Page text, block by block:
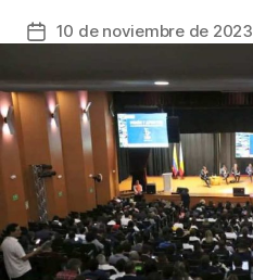
c
e
b
o
o
k
itt
er
Fecha
la
entrada
10 de noviembre de 2023